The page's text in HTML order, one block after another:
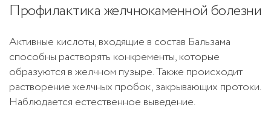
Профилактика желчнокаменной болезни
Активные кислоты, входящие в состав Бальзама
способны растворять конкременты, которые
образуются в желчном пузыре. Также происходит
растворение желчных пробок, закрывающих протоки.
Наблюдается естественное выведение.